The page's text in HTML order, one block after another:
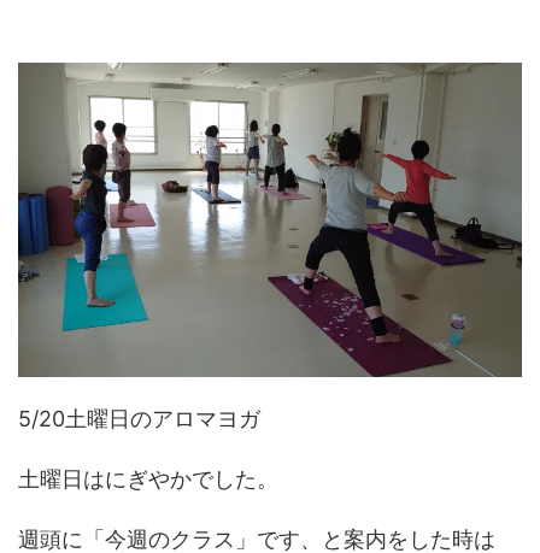
5/20土曜日のアロマヨガ
土曜日はにぎやかでした。
週頭に「今週のクラス」です、と案内をした時は